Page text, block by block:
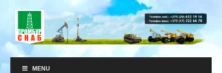
MENU